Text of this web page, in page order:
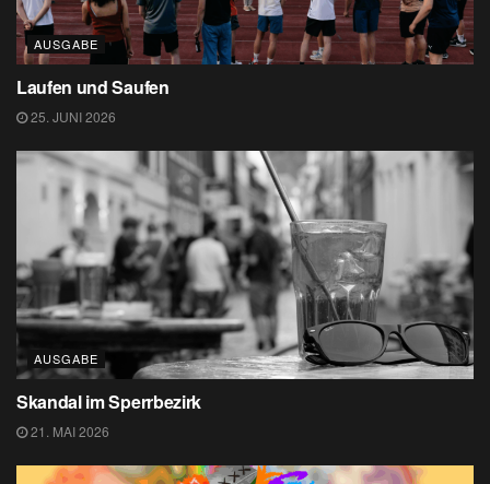
AUSGABE
Laufen und Saufen
25. JUNI 2026
AUSGABE
Skandal im Sperrbezirk
21. MAI 2026